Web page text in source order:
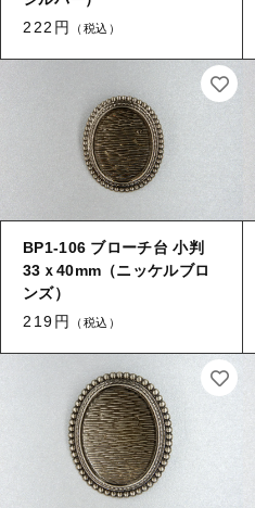
222円
（税込）
BP1-106 ブローチ台 小判
33ｘ40mm（ニッケルブロ
ンズ）
219円
（税込）